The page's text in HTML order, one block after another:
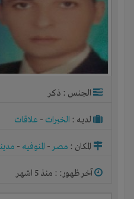
الجنس : ذكر
لديـه : الخبرات - علاقات
المكان : مصر- المنوفيه -
آخر ظهور: : منذ 5 اشهر